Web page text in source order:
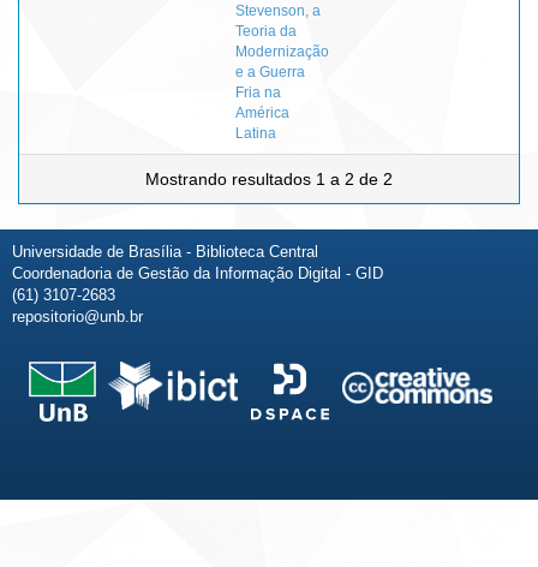
Stevenson, a
Teoria da
Modernização
e a Guerra
Fria na
América
Latina
Mostrando resultados 1 a 2 de 2
Universidade de Brasília - Biblioteca Central
Coordenadoria de Gestão da Informação Digital - GID
(61) 3107-2683
repositorio@unb.br